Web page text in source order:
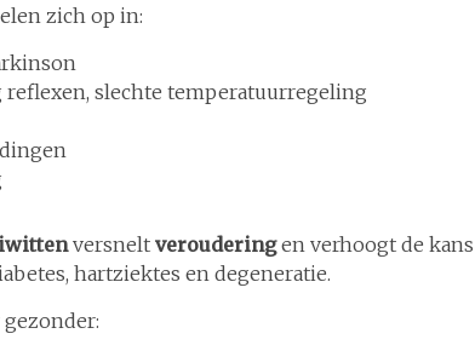
zich op in:
slechte temperatuurregeling
versnelt verouderingen verhoogt de
hartziektes en degeneratie.